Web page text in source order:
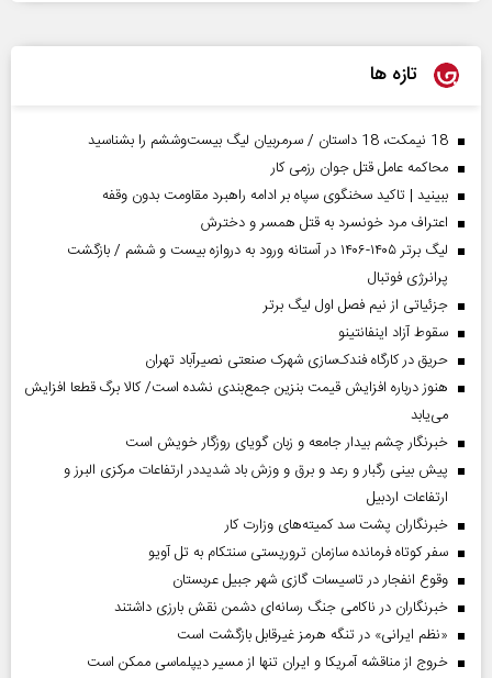
تازه ها
18 نیمکت، 18 داستان / سرمربیان لیگ بیست‌وششم را بشناسید
محاکمه عامل قتل جوان رزمی کار
ببینید | تاکید سخنگوی سپاه بر ادامه راهبرد مقاومت بدون وقفه
اعتراف مرد خونسرد به قتل همسر و دخترش
لیگ برتر ۱۴۰۵-۱۴۰۶ در آستانه ورود به دروازه بیست و ششم / بازگشت
پرانرژی فوتبال
جزئیاتی از نیم فصل اول لیگ برتر
سقوط آزاد اینفانتینو
حریق در کارگاه فندک‌سازی شهرک صنعتی نصیرآباد تهران
هنوز درباره افزایش قیمت بنزین جمع‌بندی نشده است/ کالا برگ قطعا افزایش
می‌یابد
خبرنگار چشم بیدار جامعه و زبان گویای روزگار خویش است
پیش بینی رگبار و رعد و برق و وزش باد شدیددر ارتفاعات مرکزی البرز و
ارتفاعات اردبیل
خبرنگاران پشت سد کمیته‌های وزارت کار
سفر کوتاه فرمانده سازمان تروریستی سنتکام به تل آویو
وقوع انفجار در تاسیسات گازی شهر جبیل عربستان
خبرنگاران در ناکامی جنگ رسانه‌ای دشمن نقش بارزی داشتند
«نظم ایرانی» در تنگه هرمز غیرقابل بازگشت است
خروج از مناقشه آمریکا و ایران تنها از مسیر دیپلماسی ممکن است